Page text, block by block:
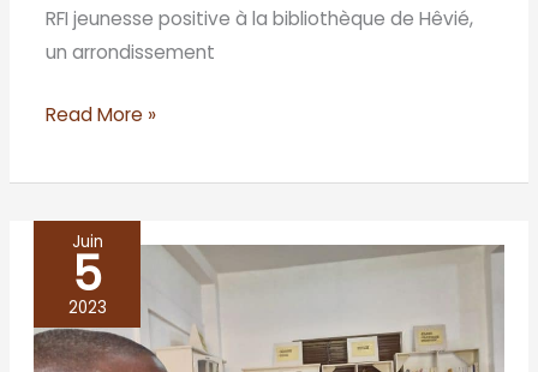
RFI jeunesse positive à la bibliothèque de Hêvié,
un arrondissement
Read More »
Juin
5
2023
BENIN/
Porto-
Novo